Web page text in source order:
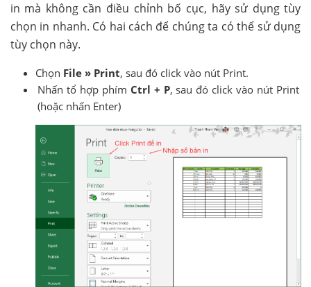
in mà không cần điều chỉnh bố cục, hãy sử dụng tùy
chọn in nhanh. Có hai cách để chúng ta có thể sử dụng
tùy chọn này.
Chọn File » Print, sau đó click vào nút Print.
Nhấn tổ hợp phím Ctrl + P, sau đó click vào nút Print
(hoặc nhấn Enter)